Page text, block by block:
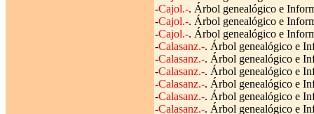
-Cajol.-. Árbol genealógico e
-Cajol.-. Árbol genealógico e
-Cajol.-. Árbol genealógico e
-Calasanz.-. Árbol genealógico e
-Calasanz.-. Árbol genealógico e
-Calasanz.-. Árbol genealógico e
-Calasanz.-. Árbol genealógico e
-Calasanz.-. Árbol genealógico e
-Calasanz.-. Árbol genealógico e